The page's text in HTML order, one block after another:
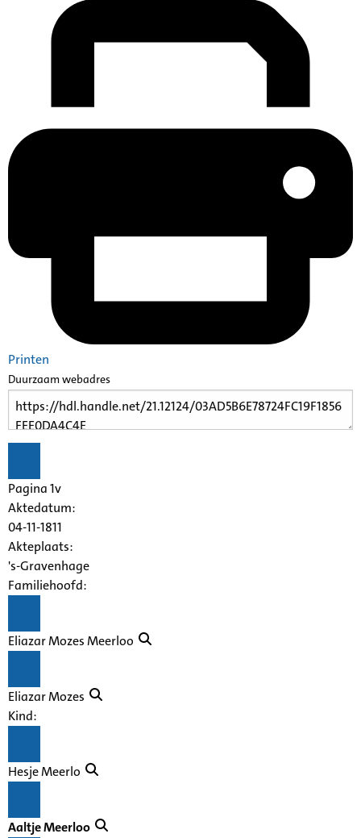
Printen
Duurzaam webadres
Pagina 1v
Aktedatum:
04-11-1811
Akteplaats:
's-Gravenhage
Familiehoofd:
Eliazar Mozes Meerloo
Eliazar Mozes
Kind:
Hesje Meerlo
Aaltje Meerloo